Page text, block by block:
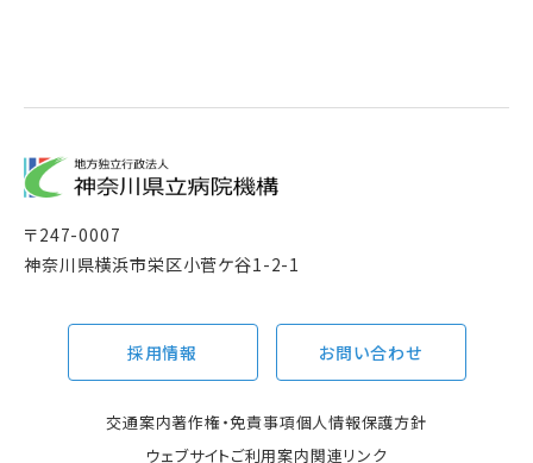
〒247-0007
神奈川県横浜市栄区小菅ケ谷1-2-1
採用情報 お問い合わせ
交通案内著作権・免責事項個人情報保護方針
ウェブサイトご利用案内関連リンク